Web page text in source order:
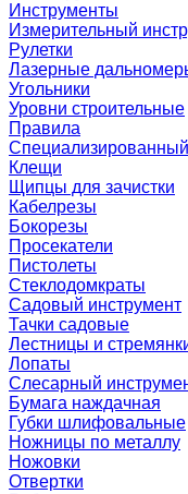
Инструменты
Измерительный
Рулетки
Лазерные
Угольники
Уровни строительные
Правила
Клещи
Щипцы для зачистки
Кабелрезы
Бокорезы
Просекатели
Пистолеты
Стеклодомкраты
Садовый инструмент
Тачки садовые
Лестницы и
Лопаты
Слесарный
Бумага наждачная
Губки шлифовальные
Ножницы по металлу
Ножовки
Отвертки